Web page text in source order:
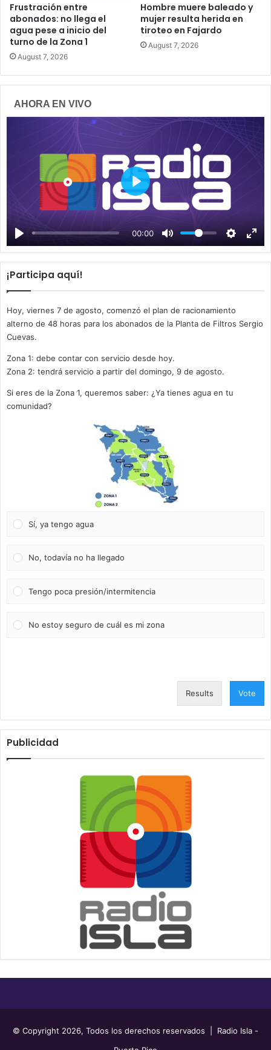
Frustración entre
abonados: no llega el
agua pese a inicio del
turno de la Zona 1
August 7, 2026
Hombre muere baleado y
mujer resulta herida en
tiroteo en Fajardo
August 7, 2026
AHORA EN VIVO
00:00
P
a
y
¡Participa aquí!
Hoy, viernes 7 de agosto, comenzó el plan de racionamiento
alterno de 48 horas para los abonados de la Planta de Filtros Sergio
Cuevas.
Zona 1: debe contar con servicio desde hoy.
Zona 2: tendrá servicio a partir del domingo, 9 de agosto.
Si eres de la Zona 1, queremos saber: ¿Ya tienes agua en tu
comunidad?
Sí, ya tengo agua
No, todavía no ha llegado
Tengo poca presión/intermitencia
No estoy seguro de cuál es mi zona
Results Vote
Publicidad
© Copyright 2026, Todos los derechos reservados | Radio Isla -